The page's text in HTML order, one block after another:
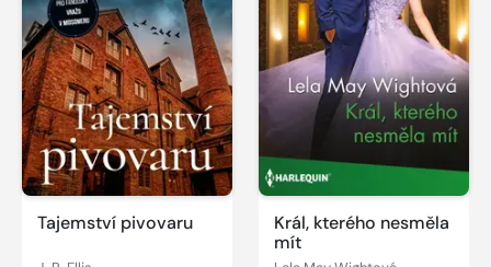
Tajemství pivovaru
Král, kterého nesměla
mít